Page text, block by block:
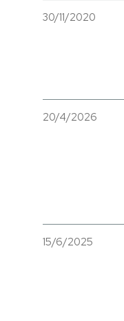
30/11/2020
20/4/2026
15/6/2025